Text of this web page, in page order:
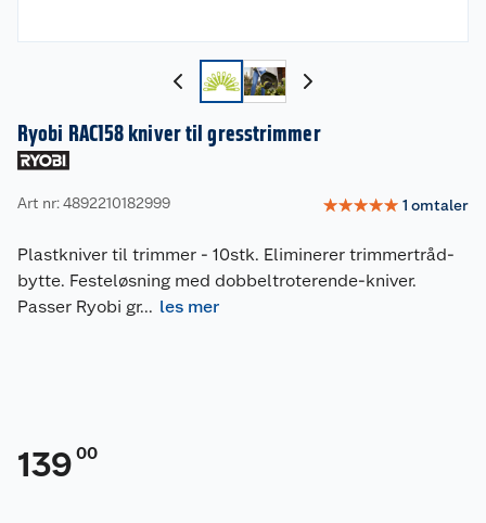
Ryobi RAC158 kniver til gresstrimmer
Art nr: 4892210182999 ☆☆☆☆☆ 1 omtaler
Plastkniver til trimmer - 10stk. Eliminerer trimmertråd-
bytte. Festeløsning med dobbeltroterende-kniver.
Passer Ryobi gr... les mer
139 00